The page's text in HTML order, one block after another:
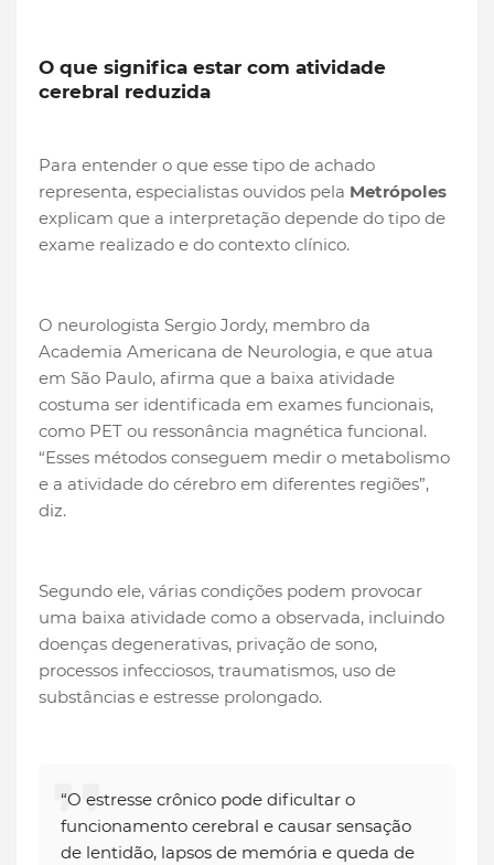
O que significa estar com atividade
cerebral reduzida
Para entender o que esse tipo de achado
representa, especialistas ouvidos pela Metrópoles
explicam que a interpretação depende do tipo de
exame realizado e do contexto clínico.
O neurologista Sergio Jordy, membro da
Academia Americana de Neurologia, e que atua
em São Paulo, afirma que a baixa atividade
costuma ser identificada em exames funcionais,
como PET ou ressonância magnética funcional.
“Esses métodos conseguem medir o metabolismo
e a atividade do cérebro em diferentes regiões”,
diz.
Segundo ele, várias condições podem provocar
uma baixa atividade como a observada, incluindo
doenças degenerativas, privação de sono,
processos infecciosos, traumatismos, uso de
substâncias e estresse prolongado.
“O estresse crônico pode dificultar o
funcionamento cerebral e causar sensação
de lentidão, lapsos de memória e queda de